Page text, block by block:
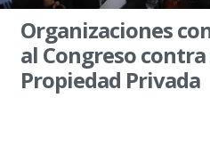
Organizaciones
al Congreso contra
Propiedad Privada